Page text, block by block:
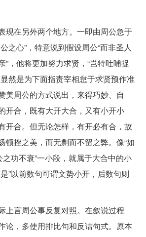
现在另外两个地方。一即由周公急于
之心”，特意说到假设周公“而非圣人
”，他将更加努力求贤，“岂特吐哺捉
然是为下面指责宰相怠于求贤预作准
美周公的方式说出，来得巧妙、自
开合，既有大开大合，又有小开小
开合。但无论怎样，有开必有合，故
顿挫之美，而无剽而不留之弊。像“如
之功不衰”一小段，就属于大合中的小
”以前数句可谓文势小开，后数句则
上言周公事反复对照。在叙说过程
论，多使用排比句和反诘句式。原本